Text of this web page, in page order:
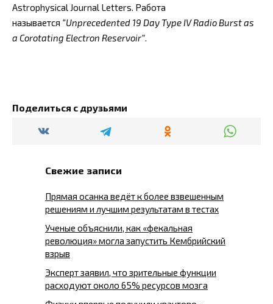
Astrophysical Journal Letters. Работа
называется “Unprecedented 19 Day Type IV Radio Burst as
a Corotating Electron Reservoir”.
Поделиться с друзьями
Свежие записи
Прямая осанка ведёт к более взвешенным
решениям и лучшим результатам в тестах
Ученые объяснили, как «фекальная
революция» могла запустить Кембрийский
взрыв
Эксперт заявил, что зрительные функции
расходуют около 65% ресурсов мозга